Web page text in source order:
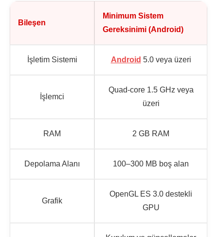
Bileşen
Minimum Sistem
Gereksinimi (Android)
İşletim Sistemi Android 5.0 veya üzeri
İşlemci
Quad-core 1.5 GHz veya
üzeri
RAM 2 GB RAM
Depolama Alanı 100–300 MB boş alan
Grafik
OpenGL ES 3.0 destekli
GPU